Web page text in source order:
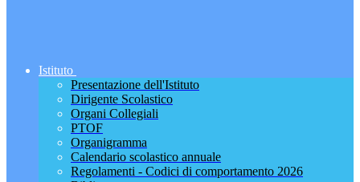
Istituto
Presentazione dell'Istituto
Dirigente Scolastico
Organi Collegiali
PTOF
Organigramma
Calendario scolastico annuale
Regolamenti - Codici di comportamento 2026